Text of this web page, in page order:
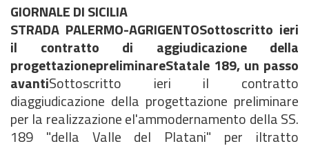
GIORNALE DI SICILIA
STRADA PALERMO-AGRIGENTOSottoscritto ieri
il contratto di aggiudicazione della
progettazionepreliminareStatale 189, un passo
avantiSottoscritto ieri il contratto
diaggiudicazione della progettazione preliminare
per la realizzazione el'ammodernamento della SS.
189 "della Valle del Platani" per iltratto